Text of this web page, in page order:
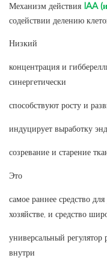
Механизм действия IAA
содействии делению
Низкий
концентрация и
синергетически
способствуют росту и
индуцирует выработку
созревание и старение
Это
самое раннее средство
хозяйстве, и средство
универсальный регулятор
внутри